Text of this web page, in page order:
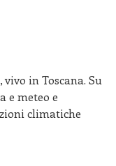
in Toscana. Su
e meteo e
climatiche